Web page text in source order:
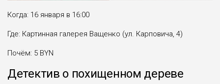
Когда: 16 января в 16:00
Где: Картинная галерея Ващенко (ул. Карповича, 4)
Почём: 5 BYN
Детектив о похищенном дереве